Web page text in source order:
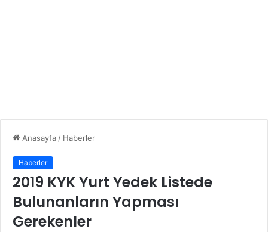
Anasayfa / Haberler
Haberler
2019 KYK Yurt Yedek Listede
Bulunanların Yapması
Gerekenler